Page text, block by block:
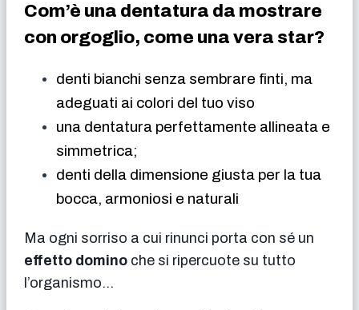
Com’è una dentatura da mostrare
con orgoglio, come una vera star?
denti bianchi senza sembrare finti, ma
adeguati ai colori del tuo viso
una dentatura perfettamente allineata e
simmetrica;
denti della dimensione giusta per la tua
bocca, armoniosi e naturali
Ma ogni sorriso a cui rinunci porta con sé un
effetto domino che si ripercuote su tutto
l’organismo…